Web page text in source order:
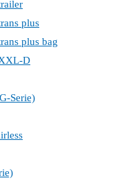
plus
plus bag
D
Serie)